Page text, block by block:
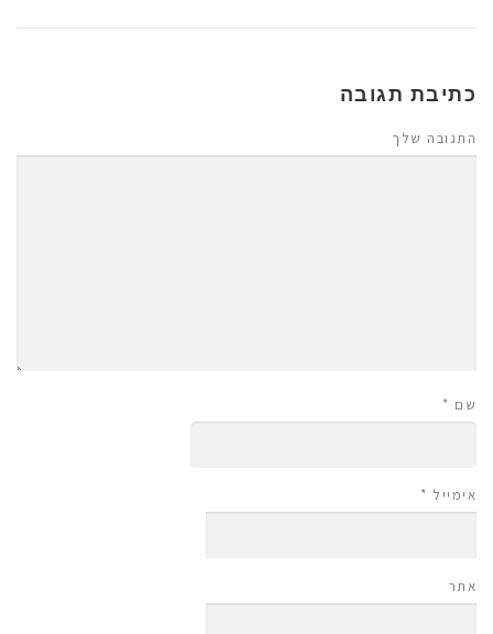
כתיבת תגובה
התגובה שלך
שם *
אימייל *
אתר